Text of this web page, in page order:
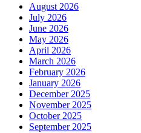
August 2026
July 2026
June 2026
May 2026
April 2026
March 2026
February 2026
January 2026
December 2025
November 2025
October 2025
September 2025